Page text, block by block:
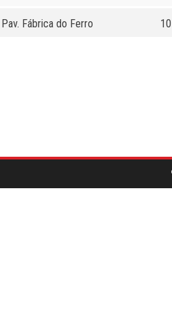
Pav. Fábrica do Ferro 10